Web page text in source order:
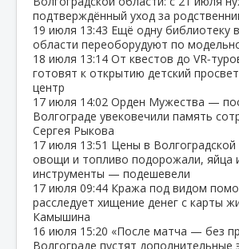
подтверждённый уход за
19 июля 13:43 Ещё одну библиотеку
области переоборудуют по
18 июля 13:14 От квестов до
готовят к открытию детский
центр
17 июля 14:02 Орден Мужества —
Волгограде увековечили память
Сергея Рыкова
17 июля 13:51 Цены в Волгоградской
овощи и топливо подорожали, яйца
инструменты — подешевели
17 июля 09:44 Кража под видом
расследует хищение денег с карты
Камышина
16 июля 15:20 «После матча — без
Волгограде пустят дополнительные